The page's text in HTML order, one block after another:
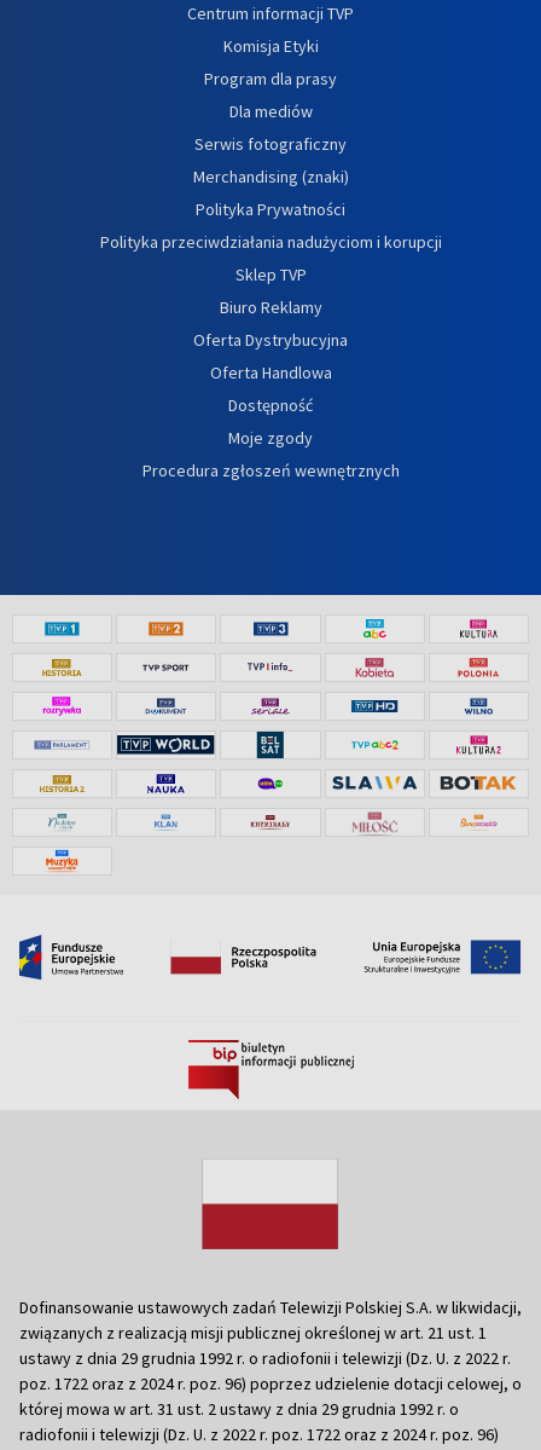
Centrum informacji TVP
Komisja Etyki
Program dla prasy
Dla mediów
Serwis fotograficzny
Merchandising (znaki)
Polityka Prywatności
Polityka przeciwdziałania nadużyciom i korupcji
Sklep TVP
Biuro Reklamy
Oferta Dystrybucyjna
Oferta Handlowa
Dostępność
Moje zgody
Procedura zgłoszeń wewnętrznych
Dofinansowanie ustawowych zadań Telewizji Polskiej S.A. w likwidacji,
związanych z realizacją misji publicznej określonej w art. 21 ust. 1
ustawy z dnia 29 grudnia 1992 r. o radiofonii i telewizji (Dz. U. z 2022 r.
poz. 1722 oraz z 2024 r. poz. 96) poprzez udzielenie dotacji celowej, o
której mowa w art. 31 ust. 2 ustawy z dnia 29 grudnia 1992 r. o
radiofonii i telewizji (Dz. U. z 2022 r. poz. 1722 oraz z 2024 r. poz. 96)